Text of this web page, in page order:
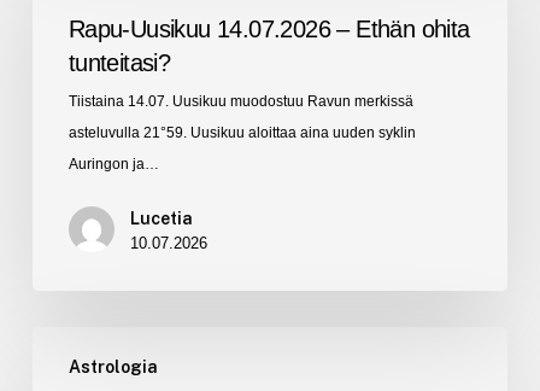
Ethän
ohita
tunteitasi?
Rapu-Uusikuu 14.07.2026 – Ethän ohita
tunteitasi?
Tiistaina 14.07. Uusikuu muodostuu Ravun merkissä
asteluvulla 21°59. Uusikuu aloittaa aina uuden syklin
Auringon ja…
Lucetia
10.07.2026
Astrologia
Täysikuu